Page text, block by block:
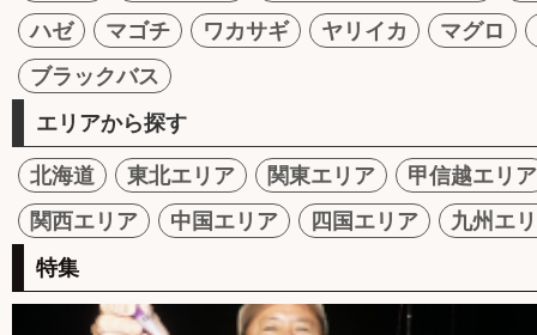
ハゼ
マゴチ ワカサギ ヤリイカ
マグロ
ブラックバス
エリアから探す
北海道 東北エリア 関東エリア
甲信越エリア
関西エリア
中国エリア 四国エリア
九州エ
特集